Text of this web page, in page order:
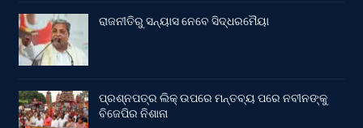
ରାଜନୀତିରୁ ସନ୍ୟାସ ନେବେ ସିଦ୍ଧରମୈୟା
ପ୍ରଶ୍ନପତ୍ର ଲିକ୍ ଉପରେ ମନ୍ତବ୍ୟ ପରେ ନବୀନଙ୍କୁ
ବିଜେପିର ନିଶାନା